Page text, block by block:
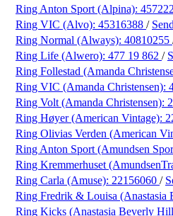
Ring Anton Sport (Alpina):
Ring VIC (Alvo): 45316388 /
Ring Normal (Always): 40810255
Ring Life (Alwero): 477 19 862 /
Ring Follestad (Amanda
Ring VIC (Amanda Christensen):
Ring Volt (Amanda Christensen):
Ring Høyer (American Vintage):
Ring Olivias Verden (American
Ring Anton Sport (Amundsen
Ring Kremmerhuset
Ring Carla (Amuse): 22156060 /
Ring Fredrik & Louisa (Anastasia
Ring Kicks (Anastasia Beverly